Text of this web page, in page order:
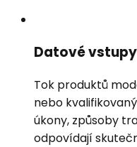
Datové vstupy
Tok produktů
nebo
úkony, způsoby
odpovídají